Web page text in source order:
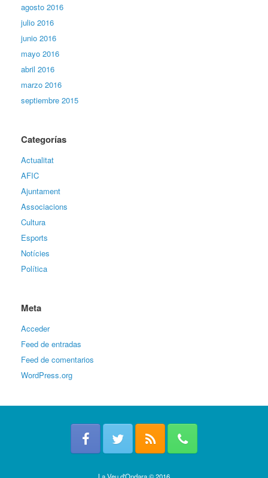
agosto 2016
julio 2016
junio 2016
mayo 2016
abril 2016
marzo 2016
septiembre 2015
Categorías
Actualitat
AFIC
Ajuntament
Associacions
Cultura
Esports
Notícies
Política
Meta
Acceder
Feed de entradas
Feed de comentarios
WordPress.org
La Veu d'Ondara © 2016